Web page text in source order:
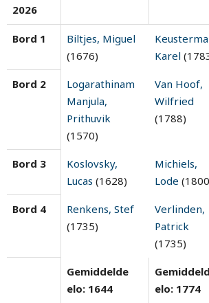
2026
Bord 1
Biltjes, Miguel
(1676)
Karel
Bord 2
Logarathinam
Manjula,
Prithuvik
(1570)
Van Hoof,
Wilfried
(1788)
Bord 3
Koslovsky,
Lucas (1628)
Michiels,
Lode
Bord 4
Renkens, Stef
(1735)
Verlinden,
Patrick
(1735)
Gemiddelde
elo: 1644
elo: 1774